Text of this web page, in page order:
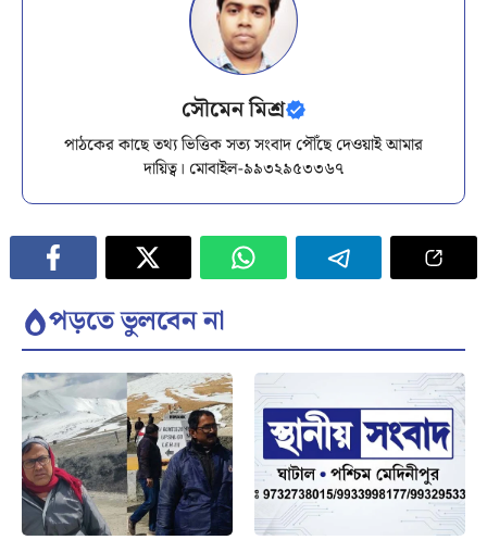
সৌমেন মিশ্র
পাঠকের কাছে তথ্য ভিত্তিক সত্য সংবাদ পৌঁছে দেওয়াই আমার
দায়িত্ব। মোবাইল-৯৯৩২৯৫৩৩৬৭
পড়তে ভুলবেন না